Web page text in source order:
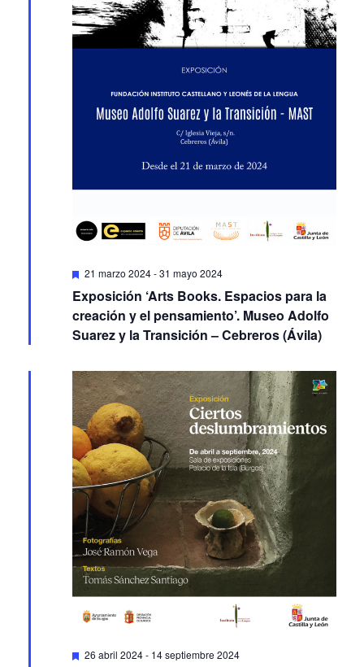
Featured
21 marzo 2024-31 mayo 2024
Exposición ‘Arts Books. Espacios para la
creación y el pensamiento’. Museo Adolfo
Suarez y la Transición – Cebreros (Ávila)
Featured
26 abril 2024- 14 septiembre 2024